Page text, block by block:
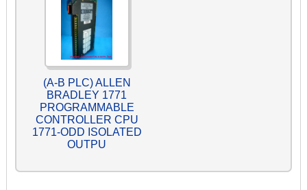
(A-B PLC) ALLEN
BRADLEY 1771
PROGRAMMABLE
CONTROLLER CPU
1771-ODD ISOLATED
OUTPU